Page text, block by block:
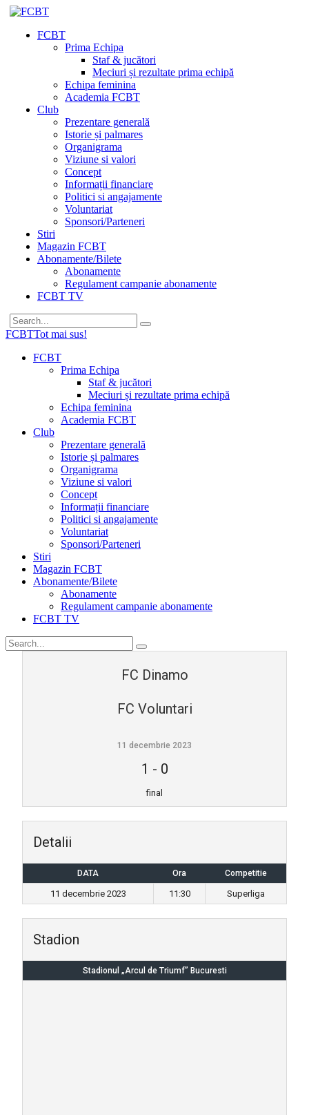
FCBT
Prima Echipa
Staf & jucători
Meciuri și rezultate prima echipă
Echipa feminina
Academia FCBT
Club
Prezentare generală
Istorie și palmares
Organigrama
Viziune si valori
Concept
Informații financiare
Politici si angajamente
Voluntariat
Sponsori/Parteneri
Stiri
Magazin FCBT
Abonamente/Bilete
Abonamente
Regulament campanie abonamente
FCBT TV
FCBTTot mai sus!
FCBT
Prima Echipa
Staf & jucători
Meciuri și rezultate prima echipă
Echipa feminina
Academia FCBT
Club
Prezentare generală
Istorie și palmares
Organigrama
Viziune si valori
Concept
Informații financiare
Politici si angajamente
Voluntariat
Sponsori/Parteneri
Stiri
Magazin FCBT
Abonamente/Bilete
Abonamente
Regulament campanie abonamente
FCBT TV
FC Dinamo
FC Voluntari
11 decembrie 2023
1 - 0
final
Detalii
DATA Ora Competitie
11 decembrie 2023 11:30 Superliga
Stadion
Stadionul „Arcul de Triumf” Bucuresti